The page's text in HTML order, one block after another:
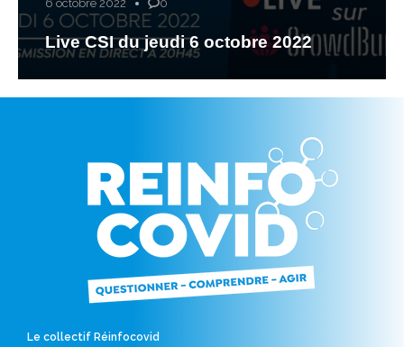
6 octobre 2022 0
Live CSI du jeudi 6 octobre 2022
Le collectif Réinfocovid